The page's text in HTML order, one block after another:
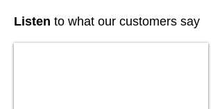
Listen to what our customers say